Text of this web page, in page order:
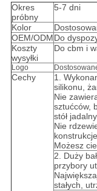
Okres
próbny
5-7 dni
Kolor
OEM/ODMDo
Koszty
wysyłki
Do cbm i
Logo
Cechy
1.
silikonu,
Nie
sztućców,
stół
Nie
Możesz
2. Duży
przybory
Największa
stałych,